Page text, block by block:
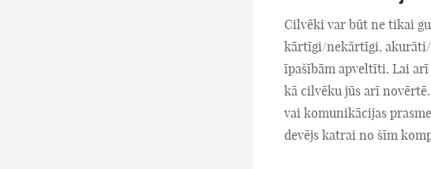
Cilvēki var būt ne tikai
kārtīgi/nekārtīgi,
īpašībām apveltīti. Lai
kā cilvēku jūs arī
vai komunikācijas
devējs katrai no šīm